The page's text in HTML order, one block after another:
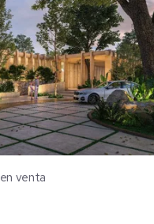
en venta